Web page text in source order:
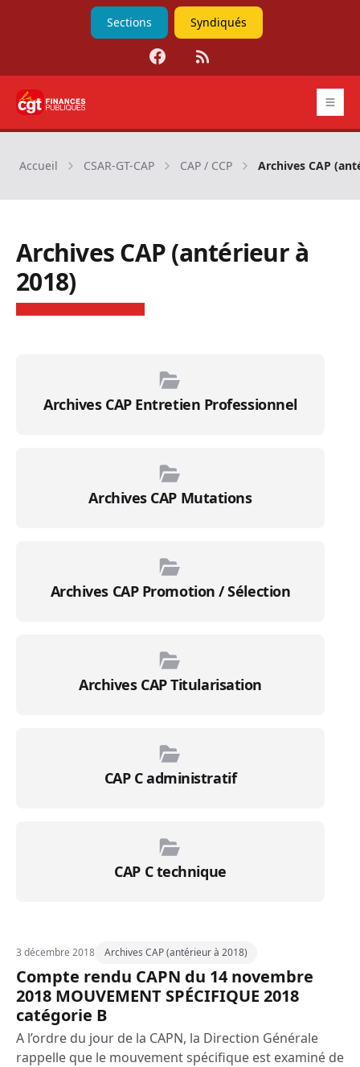
Sections Syndiqués
Facebook
RSS
CGT Finances publiques
Accueil CSAR-GT-CAP CAP / CCP Archives CAP
Archives CAP (antérieur à
2018)
Archives CAP Entretien Professionnel
Archives CAP Mutations
Archives CAP Promotion / Sélection
Archives CAP Titularisation
CAP C administratif
CAP C technique
3 décembre 2018 Archives CAP (antérieur à 2018)
Compte rendu CAPN du 14 novembre
2018 MOUVEMENT SPÉCIFIQUE 2018
catégorie B
A l’ordre du jour de la CAPN, la Direction Générale
rappelle que le mouvement spécifique est examiné de